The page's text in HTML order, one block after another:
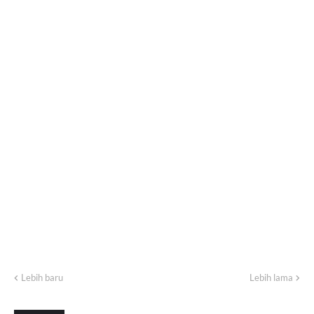
Lebih baru Lebih lama